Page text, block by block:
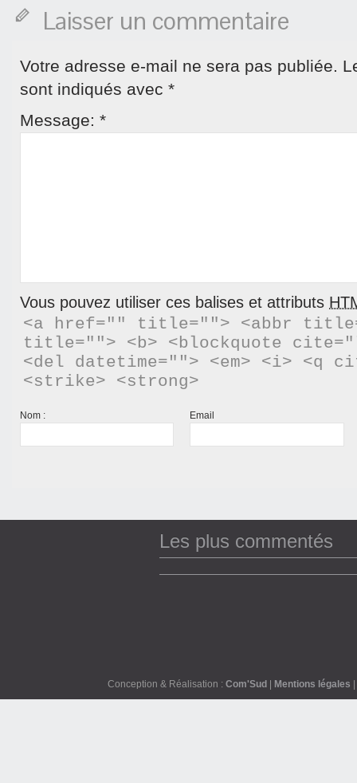
Laisser un commentaire
Votre adresse e-mail ne sera pas publiée.
sont indiqués avec *
Message: *
Vous pouvez utiliser ces balises et attributs
<a href="" title=""> <abbr
title=""> <b> <blockquote
<del datetime=""> <em> <i> <q
<strike> <strong>
Nom : Email
Les plus commentés
Conception & Réalisation : Com'Sud | Mentions légales |